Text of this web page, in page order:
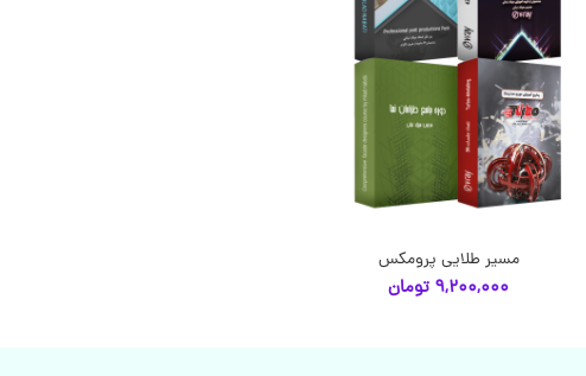
انتخاب گزینه‌ها
مسیر طلایی پرومکس
9,200,000 تومان